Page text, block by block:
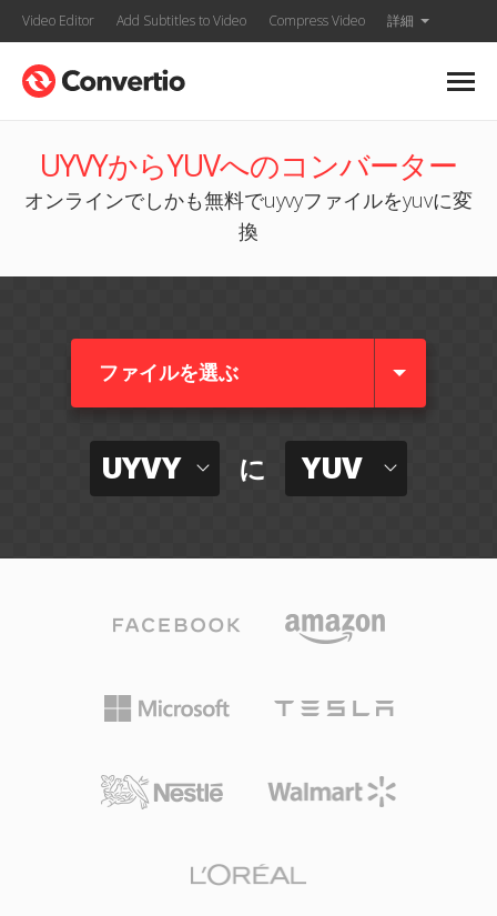
Video Editor Add Subtitles to Video Compress Video 詳細
UYVYからYUVへのコンバーター
オンラインでしかも無料でuyvyファイルをyuvに変
換
ファイルを選ぶ
UYVY に YUV